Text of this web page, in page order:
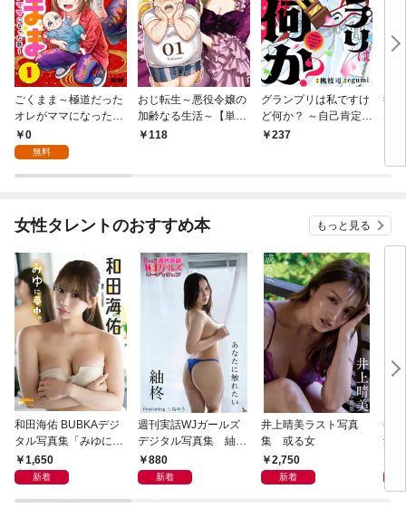
ごくまま～極道だった
オレがママになった話
～【単話】（１）
0
無料
おじ転生～悪役令嬢の
加齢なる生活～【単
話】（１）
118
グランプリは私ですけ
ど何か？ ～自己肯定モ
ンスターのミスコン無
237
後
は
女性タレントのおすすめ本 もっと見る
和田海佑 BUBKAデジ
タル写真集「みゆに夢
中。」
1,650
新着
週刊実話WJガールズ
デジタル写真集 紬柊
「あなたに触れたい」
featuring 三島ゆう
880
新着
井上晴美ラスト写真
集 或る女
2,750
新着
井
集
ｉｒ